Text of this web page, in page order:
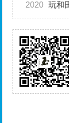
2020 玩和